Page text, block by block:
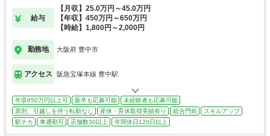
給与
【月収】25.0万円～45.0万円
【年収】450万円～650万円
【時給】1,800円～2,000円
勤務地 大阪府 豊中市
アクセス 阪急宝塚本線 豊中駅
年収650万円以上可 新卒も応募可能
未経験者も応募可能
原則、引越しを伴う転勤なし
産休・育休取得実績有り 総合門前
スキルアップ
駅チカ
車通勤可 店舗数30以上 年間休日120日以上